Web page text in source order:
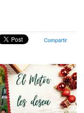
Compartir